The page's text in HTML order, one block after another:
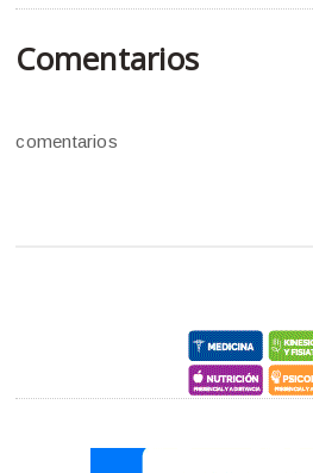
Comentarios
comentarios